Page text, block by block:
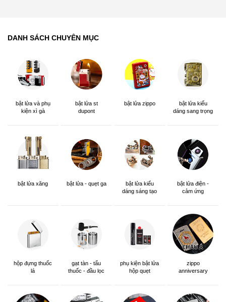
DANH SÁCH CHUYÊN MỤC
bật lửa và phụ
kiện xì gà
bật lửa st
dupont
bật lửa zippo
bật lửa kiểu
dáng sang trọng
bật lửa xăng bật lửa - quẹt ga
bật lửa kiểu
dáng sáng tạo
bật lửa điện -
cảm ứng
hộp đựng thuốc
lá
gạt tàn - tẩu
thuốc - đầu lọc
phụ kiện bật lửa
hộp quẹt
zippo
anniversary